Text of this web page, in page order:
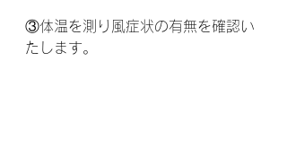
③体温を測り風症状の有無を確認い
たします。